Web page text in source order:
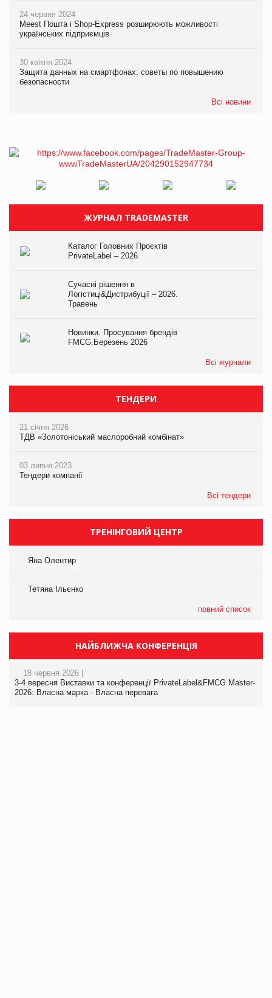
24 червня 2024
Meest Пошта і Shop-Express розширюють можливості
українських підприємців
30 квітня 2024
Защита данных на смартфонах: советы по повышению
безопасности
Всі новини
ЖУРНАЛ TRADEMASTER
Каталог Головних Проєктів
PrivateLabel – 2026
Сучасні рішення в
Логістиці&Дистрибуції – 2026.
Травень
Новинки. Просування брендів
FMCG.Березень 2026
Всі журнали
ТЕНДЕРИ
21 січня 2026
ТДВ «Золотоніський маслоробний комбінат»
03 липня 2023
Тендери компанії
Всі тендери
ТРЕНІНГОВИЙ ЦЕНТР
Яна Олентир
Тетяна Ільєнко
повний список
НАЙБЛИЖЧА КОНФЕРЕНЦІЯ
18 червня 2026 |
3-4 вересня Виставки та конференції PrivateLabel&FMCG Master-
2026: Власна марка - Власна перевага